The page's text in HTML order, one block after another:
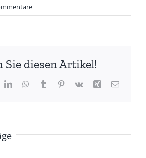
Sie diesen Artikel!
LinkedInWhatsApp
TumblrPinterest
Vk Xing E-